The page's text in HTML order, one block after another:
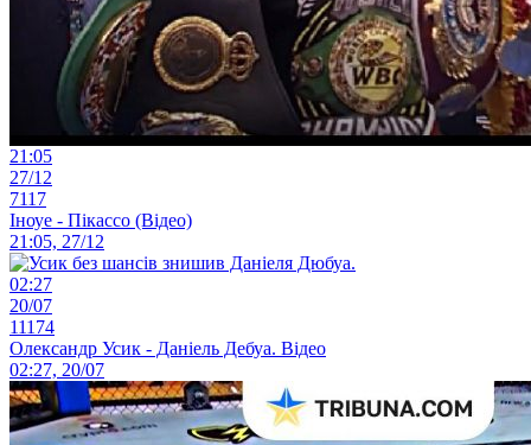
21:05
27/12
7117
Іноуе - Пікассо (Відео)
21:05, 27/12
02:27
20/07
11174
Олександр Усик - Даніель Дебуа. Відео
02:27, 20/07